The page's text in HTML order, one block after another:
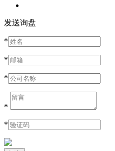
发送询盘
*
*
*
*
*